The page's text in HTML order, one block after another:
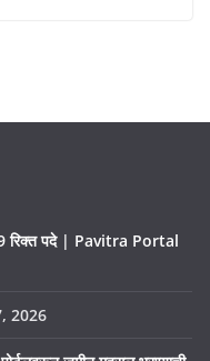
रिक्त पदे | Pavitra Portal
2026